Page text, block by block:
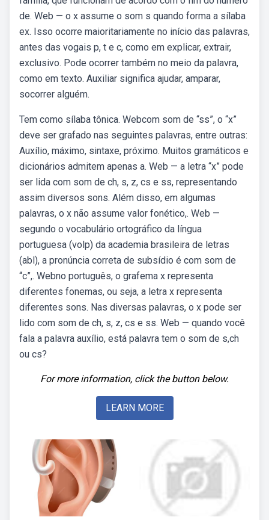
de. Web — o x assume o som s quando forma a sílaba
ex. Isso ocorre maioritariamente no início das palavras,
antes das vogais p, t e c, como em explicar, extrair,
exclusivo. Pode ocorrer também no meio da palavra,
como em texto. Auxiliar significa ajudar, amparar,
socorrer alguém.
Tem como sílaba tônica. Webcom som de “ss”, o “x”
deve ser grafado nas seguintes palavras, entre outras:
Auxílio, máximo, sintaxe, próximo. Muitos gramáticos e
dicionários admitem apenas a. Web — a letra “x” pode
ser lida com som de ch, s, z, cs e ss, representando
assim diversos sons. Além disso, em algumas
palavras, o x não assume valor fonético,. Web —
segundo o vocabulário ortográfico da língua
portuguesa (volp) da academia brasileira de letras
(abl), a pronúncia correta de subsídio é com som de
“c”,. Webno português, o grafema x representa
diferentes fonemas, ou seja, a letra x representa
diferentes sons. Nas diversas palavras, o x pode ser
lido com som de ch, s, z, cs e ss. Web — quando você
fala a palavra auxílio, está palavra tem o som de s,ch
ou cs?
For more information, click the button below.
LEARN MORE